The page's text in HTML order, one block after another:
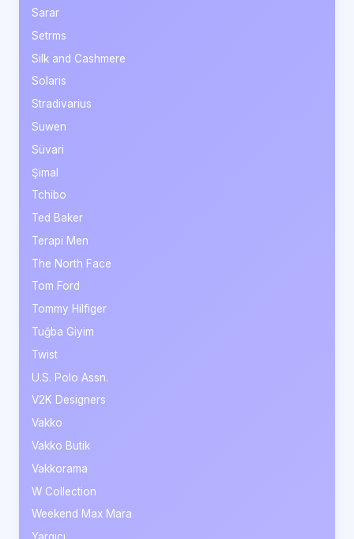
Sarar
Setrms
Silk and Cashmere
Solaris
Stradivarius
Suwen
Süvari
Şimal
Tchibo
Ted Baker
Terapi Men
The North Face
Tom Ford
Tommy Hilfiger
Tuğba Giyim
Twist
U.S. Polo Assn.
V2K Designers
Vakko
Vakko Butik
Vakkorama
W Collection
Weekend Max Mara